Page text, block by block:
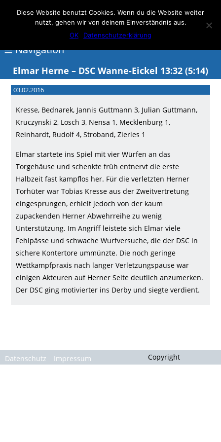
Elmar Herne 22
100% Handball
☰ Navigation
Elmar
Herne
Events
Handball
Schwimmen
login
Gallerie
Elmar Herne – DSC Wanne-Eickel 13:32 (5:14)
03.02.2016
Kresse, Bednarek, Jannis Guttmann 3, Julian Guttmann,
Kruczynski 2, Losch 3, Nensa 1, Mecklenburg 1,
Reinhardt, Rudolf 4, Stroband, Zierles 1
Elmar startete ins Spiel mit vier Würfen an das
Torgehäuse und schenkte früh entnervt die erste
Halbzeit fast kampflos her. Für die verletzten Herner
Torhüter war Tobias Kresse aus der Zweitvertretung
eingesprungen, erhielt jedoch von der kaum
zupackenden Herner Abwehrreihe zu wenig
Unterstützung. Im Angriff leistete sich Elmar viele
Fehlpässe und schwache Wurfversuche, die der DSC in
sichere Kontertore ummünzte. Die noch geringe
Wettkampfpraxis nach langer Verletzungspause war
einigen Akteuren auf Herner Seite deutlich anzumerken.
Der DSC ging motivierter ins Derby und siegte verdient.
Datenschutz Impressum Copyright
Diese Website benutzt Cookies. Wenn du die Website weiter
nutzt, gehen wir von deinem Einverständnis aus.
OK
Datenschutzerklärung